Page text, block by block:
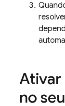
Ativar
no